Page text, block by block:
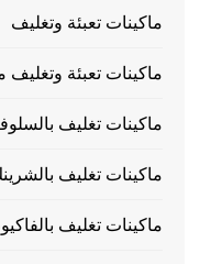
ماكينات تعبئة وتغليف
ماكينات تعبئة
ماكينات تغليف
ماكينات تغليف
ماكينات تغليف